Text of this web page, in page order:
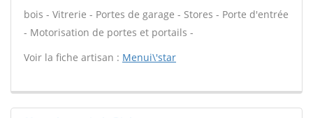
bois - Vitrerie - Portes de garage - Stores - Porte d'entrée
- Motorisation de portes et portails -
Voir la fiche artisan : Menui\'star